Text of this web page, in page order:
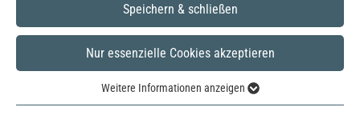
Speichern & schließen
Nur essenzielle Cookies akzeptieren
Weitere Informationen anzeigen